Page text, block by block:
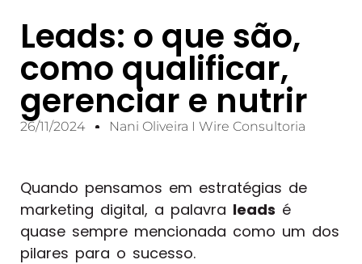
Leads: o que são,
como qualificar,
gerenciar e nutrir
26/11/2024 Nani Oliveira I Wire Consultoria
Quando pensamos em estratégias de
marketing digital, a palavra leads é
quase sempre mencionada como um dos
pilares para o sucesso.